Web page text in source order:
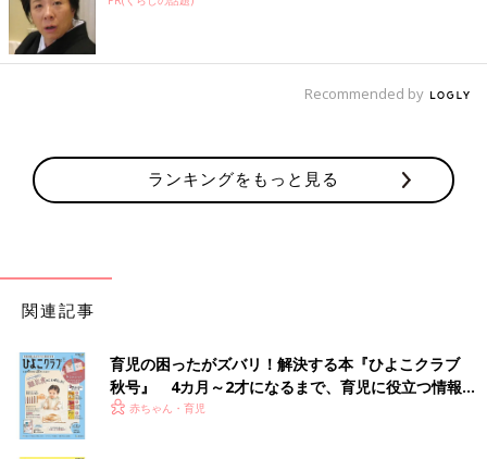
Recommended by
ランキングをもっと見る
関連記事
育児の困ったがズバリ！解決する本『ひよこクラブ
秋号』 4カ月～2才になるまで、育児に役立つ情報が
いっぱい！
赤ちゃん・育児